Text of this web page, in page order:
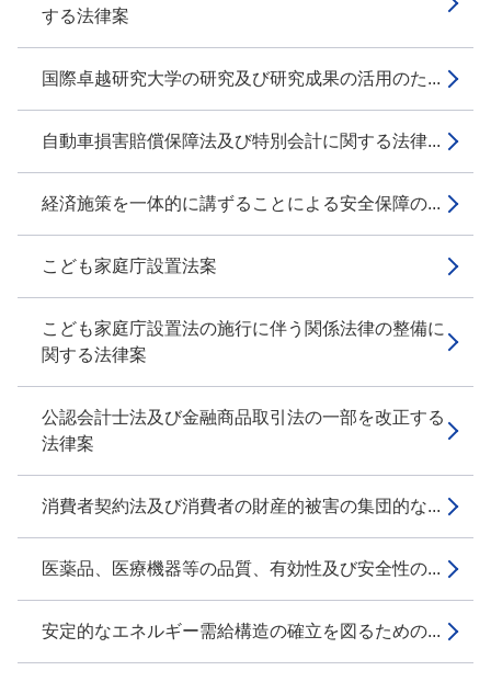
する法律案
国際卓越研究大学の研究及び研究成果の活用のた...
自動車損害賠償保障法及び特別会計に関する法律...
経済施策を一体的に講ずることによる安全保障の...
こども家庭庁設置法案
こども家庭庁設置法の施行に伴う関係法律の整備に
関する法律案
公認会計士法及び金融商品取引法の一部を改正する
法律案
消費者契約法及び消費者の財産的被害の集団的な...
医薬品、医療機器等の品質、有効性及び安全性の...
安定的なエネルギー需給構造の確立を図るための...